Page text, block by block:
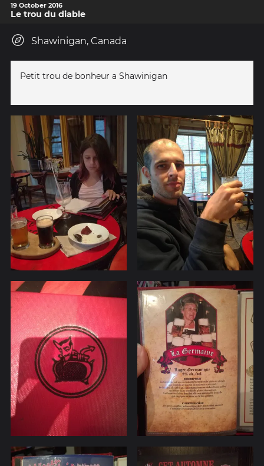
19 October 2016
Le trou du diable
Shawinigan, Canada
Petit trou de bonheur a Shawinigan